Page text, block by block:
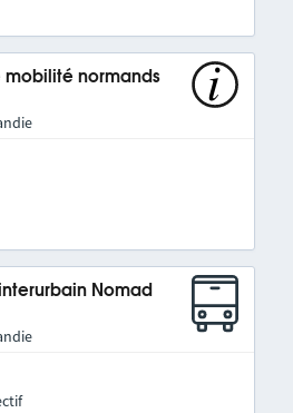
mobilité normands
Nomad